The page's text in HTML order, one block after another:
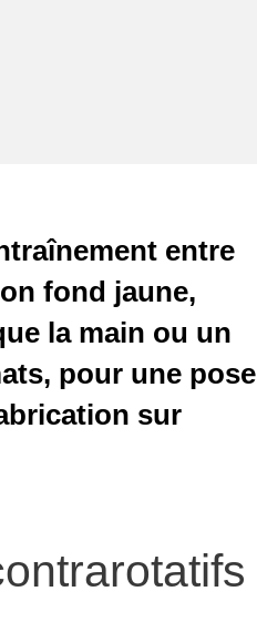
entre
fond jaune,
la main ou un
pour une pose
sur